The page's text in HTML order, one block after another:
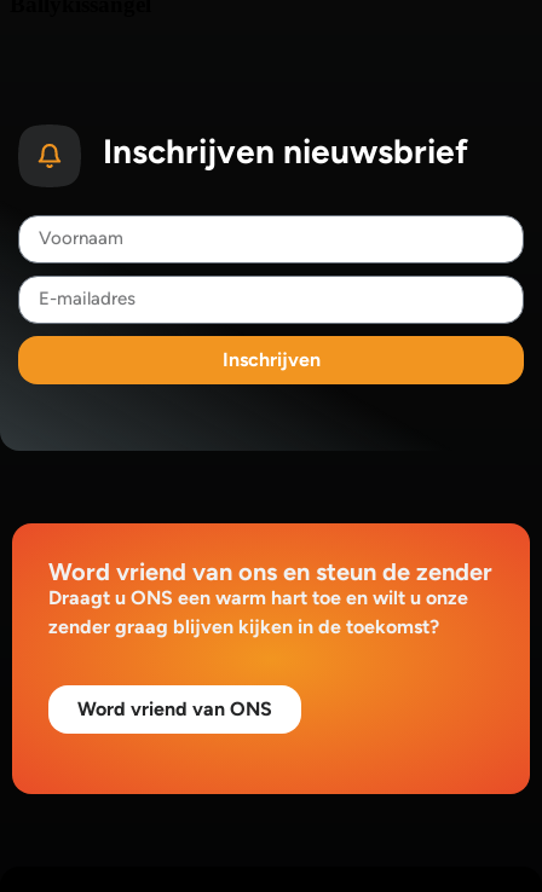
Inschrijven nieuwsbrief
Inschrijven
Word vriend van ons en steun de zender
Draagt u ONS een warm hart toe en wilt u onze
zender graag blijven kijken in de toekomst?
Word vriend van ONS